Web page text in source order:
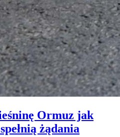
Ormuz jak
żądania